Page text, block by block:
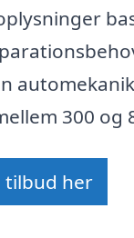
300 og
tilbud her